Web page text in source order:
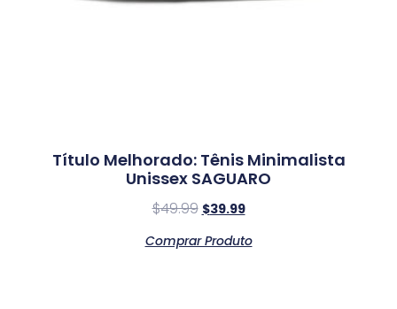
Título Melhorado: Tênis Minimalista
Unissex SAGUARO
$49.99 $39.99
Comprar Produto